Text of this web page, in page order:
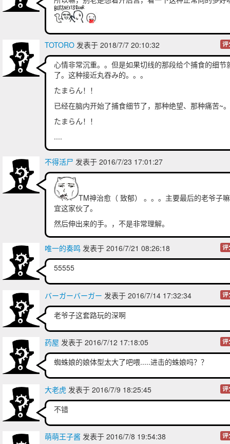
TOTORO 发表于 2018/7/7 20:10:32 评
心情非常沉重。。但是如果切线的那段给个捕食的细节
了。这种接近丸吞み的。。。
たまらん！！
已经在脑内开始了捕食细节了，那种绝望、那种痛苦~
たまらん！！
....
不得活尸 发表于 2016/7/23 17:01:27
TM神治愈（ 致郁） 。。。主要最后的老爷子
宜这家伙了。
然后伸出来的手。，不是非常理解。
唯一的奏鸣 发表于 2016/7/21 08:26:18 评
55555
バーガーバーガー 发表于 2016/7/14 17:32:34 评
老爷子这套路玩的深啊
药屋 发表于 2016/7/12 17:18:05 评
蜘蛛娘的娘体型太大了吧喂.....进击的蛛娘吗？？
大老虎 发表于 2016/7/9 18:25:45 评
不错
萌萌王子酱 发表于 2016/7/8 19:54:38 评